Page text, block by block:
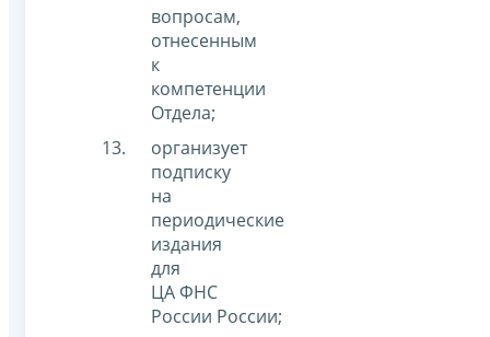
вопросам,
отнесенным
к
компетенции
Отдела;
организует
подписку
на
периодические
издания
для
ЦА ФНС
России России;